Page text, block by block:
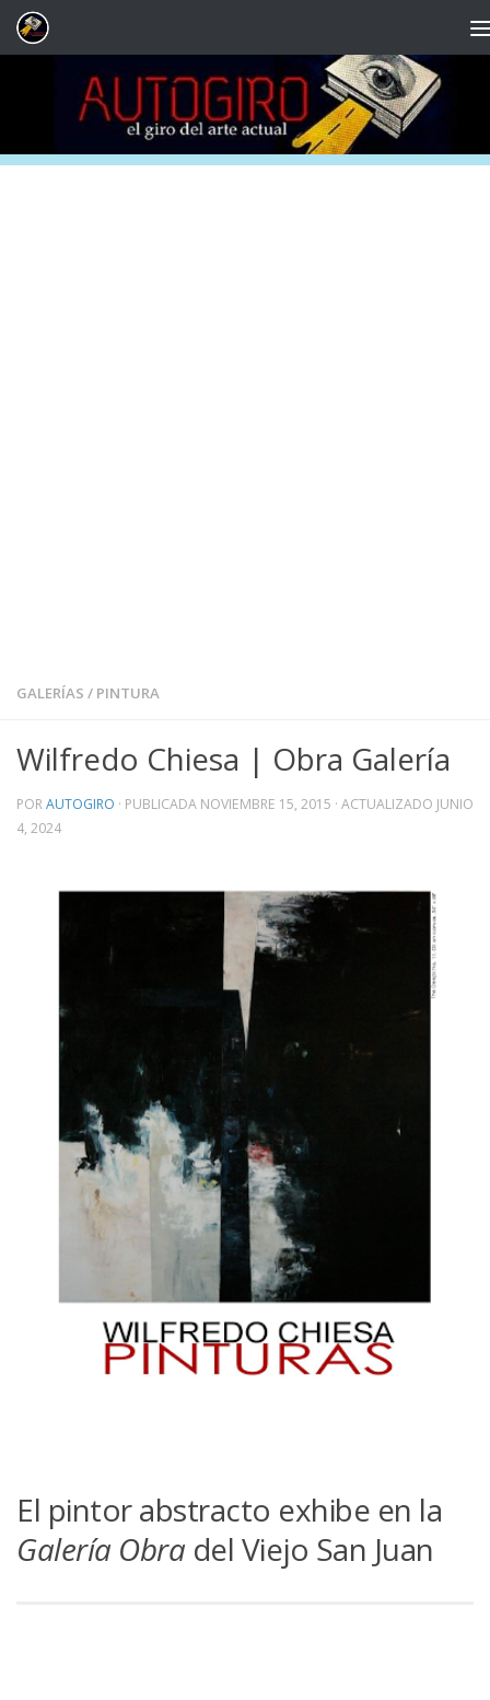
Saltar al contenido
GALERÍAS / PINTURA
Wilfredo Chiesa | Obra Galería
PORAUTOGIRO · PUBLICADA NOVIEMBRE 15, 2015 · ACTUALIZADO JUNIO
4, 2024
El pintor abstracto exhibe en la
Galería Obra del Viejo San Juan